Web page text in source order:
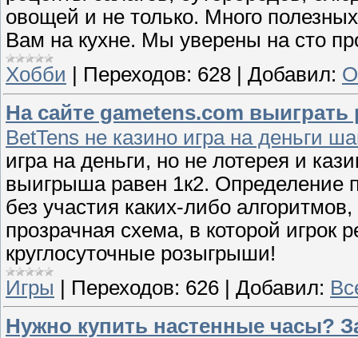
овощей и не только. Много
Вам на кухне. Мы уверены на сто
Хобби
Переходов: 628 Добавил:
На сайте gametens.com
BetTens не казино игра на деньги
игра на деньги, но не лотерея и
выигрыша равен 1к2. Определение
без участия каких-либо
прозрачная схема, в которой
круглосуточные розыгрыши!
Игры
Переходов: 626 Добавил:
Нужно купить настенные часы?